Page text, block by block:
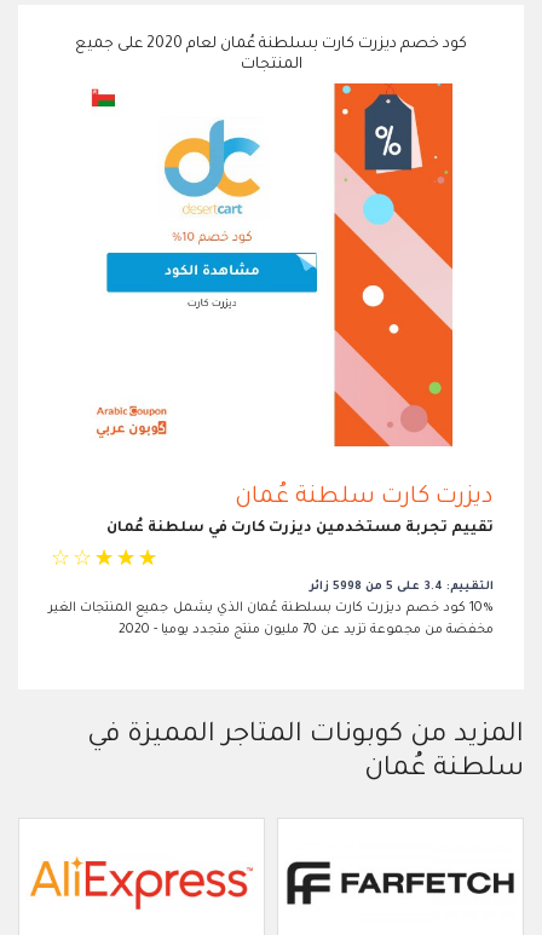
كود خصم ديزرت كارت بسلطنة عُمان لعام 2020 على جميع
المنتجات
ديزرت كارت سلطنة عُمان
تقييم تجربة مستخدمين ديزرت كارت في سلطنة عُمان
☆ ☆ ☆ ☆ ☆
التقييم: 3.4 على 5 من 5998 زائر
10% كود خصم ديزرت كارت بسلطنة عُمان الذي يشمل جميع المنتجات الغير
مخفضة من مجموعة تزيد عن 70 مليون منتج متجدد يوميا - 2020
المزيد من كوبونات المتاجر المميزة في
سلطنة عُمان